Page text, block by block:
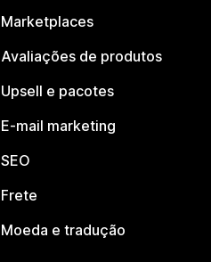
Marketplaces
Avaliações de produtos
Upsell e pacotes
E-mail marketing
SEO
Frete
Moeda e tradução